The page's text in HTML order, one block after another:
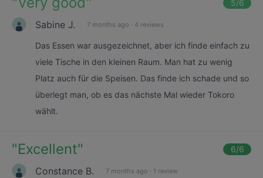
5/6
Sabine J. 7 months ago · 4 reviews
Das Essen war ausgezeichnet, aber ich finde einfach zu
viele Tische in den kleinen Raum. Man hat zu wenig
Platz auch für die Speisen. Das finde ich schade und so
überlegt man, ob es das nächste Mal wieder Tokoro
wählt.
"Excellent" 6/6
Constance B. 7 months ago · 1 review